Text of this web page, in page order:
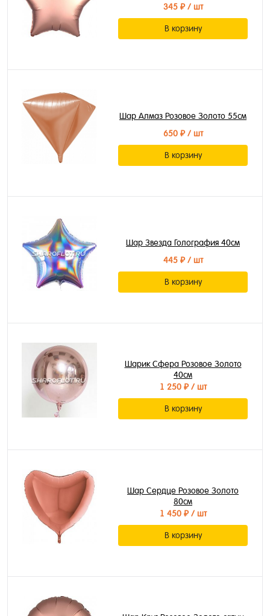
345 ₽/ шт
В корзину
Шар Алмаз Розовое Золото 55см
650 ₽/ шт
В корзину
Шар Звезда Голография 40см
445 ₽/ шт
В корзину
Шарик Сфера Розовое Золото
40см
1 250 ₽/ шт
В корзину
Шар Сердце Розовое Золото
80см
1 450 ₽/ шт
В корзину